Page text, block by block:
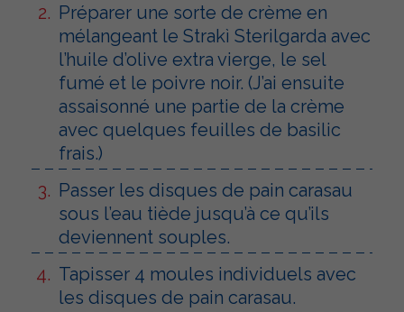
Préparer une sorte de crème en
mélangeant le Strakì Sterilgarda avec
l’huile d’olive extra vierge, le sel
fumé et le poivre noir. (J’ai ensuite
assaisonné une partie de la crème
avec quelques feuilles de basilic
frais.)
Passer les disques de pain carasau
sous l’eau tiède jusqu’à ce qu’ils
deviennent souples.
Tapisser 4 moules individuels avec
les disques de pain carasau.